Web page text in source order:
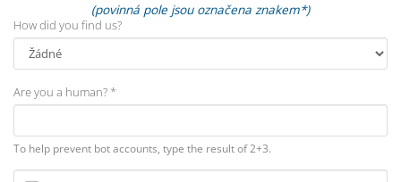
(povinná pole jsou označena znakem*)
How did you find us?
Are you a human? *
To help prevent bot accounts, type the result of 2+3.